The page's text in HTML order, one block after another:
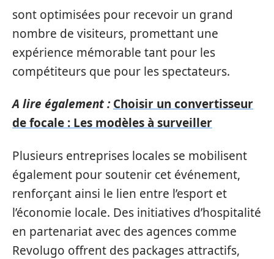
sont optimisées pour recevoir un grand
nombre de visiteurs, promettant une
expérience mémorable tant pour les
compétiteurs que pour les spectateurs.
A lire également : Choisir un convertisseur
de focale : Les modèles à surveiller
Plusieurs entreprises locales se mobilisent
également pour soutenir cet événement,
renforçant ainsi le lien entre l’esport et
l’économie locale. Des initiatives d’hospitalité
en partenariat avec des agences comme
Revolugo offrent des packages attractifs,